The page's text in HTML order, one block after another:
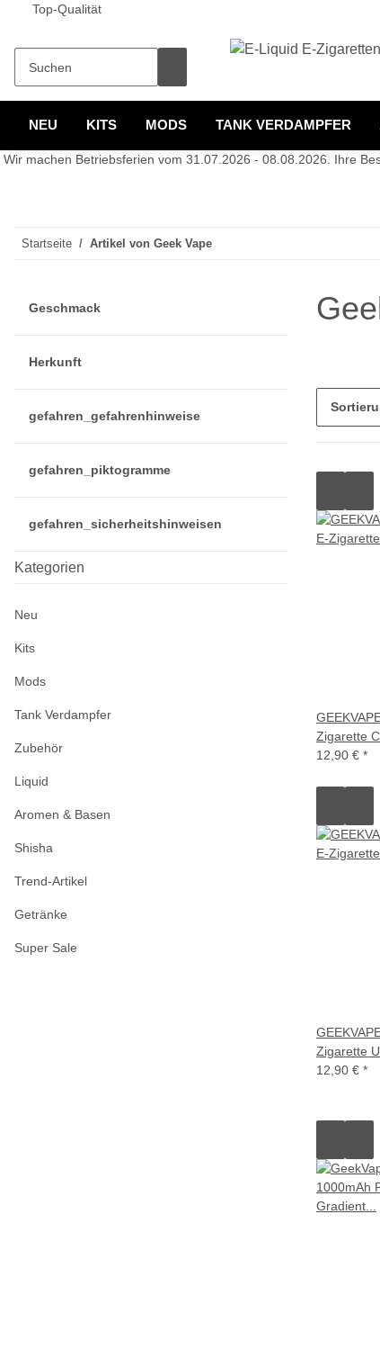
Top-Qualität
NEU KITS MODS TANK VERDAMPFER
Wir machen Betriebsferien vom 31.07.2026 - 08.08.2026. Ihre
Startseite Artikel von Geek Vape
Zigarette
12,90 € *
Zigarette
12,90 € *
Geschmack
Herkunft
gefahren_gefahrenhinweise
gefahren_piktogramme
gefahren_sicherheitshinweisen
Kategorien
Neu
Kits
Mods
Tank Verdampfer
Zubehör
Liquid
Aromen & Basen
Shisha
Trend-Artikel
Getränke
Super Sale